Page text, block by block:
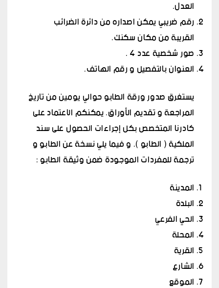
العدل.
رقم ضريبي يمكن اصداره من دائرة الضرائب
القريبة من مكان سكنك.
صور شخصية عدد 4 .
العنوان بالتفصيل و رقم الهاتف.
يستغرق صدور ورقة الطابو حوالي يومين من تاريخ
المراجعة و تقديم الأوراق. يمكنكم الاعتماد على
كادرنا المتخصص بكل إجراءات الحصول على سند
الملكية ( الطابو ). و فيما يلي نسخة عن الطابو و
ترجمة للمفردات الموجودة ضمن وثيقة الطابو :
المدينة
البلدة
الحي الفرعي
المحلة
القرية
الشارع
الموقع